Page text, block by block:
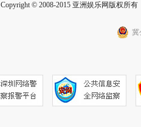
Copyright © 2008-2015 亚洲娱乐网版权所
冀